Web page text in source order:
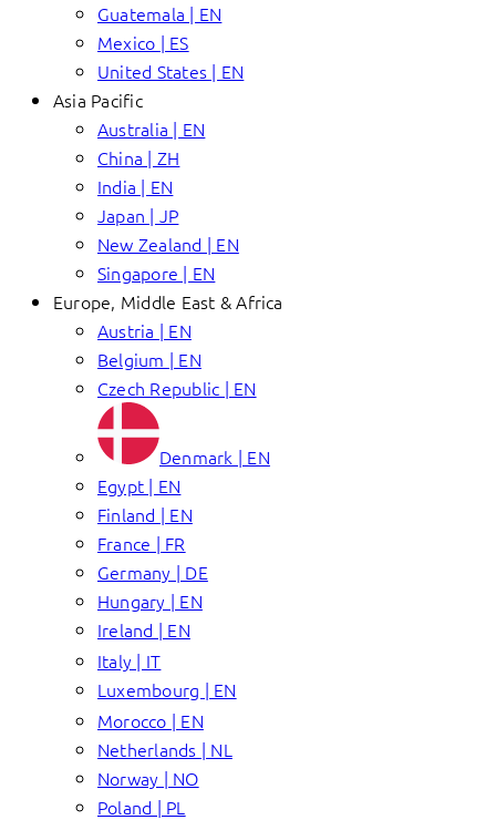
Guatemala | EN
Mexico | ES
United States | EN
Asia Pacific
Australia | EN
China | ZH
India | EN
Japan | JP
New Zealand | EN
Singapore | EN
Europe, Middle East & Africa
Austria | EN
Belgium | EN
Czech Republic | EN
Denmark | EN
Egypt | EN
Finland | EN
France | FR
Germany | DE
Hungary | EN
Ireland | EN
Italy | IT
Luxembourg | EN
Morocco | EN
Netherlands | NL
Norway | NO
Poland | PL